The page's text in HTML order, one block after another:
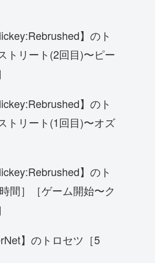
】のト
トリート(2回目)〜ピー
】のト
トリート(1回目)〜オズ
】のト
間］［ゲーム開始〜ク
】のトロセツ［5